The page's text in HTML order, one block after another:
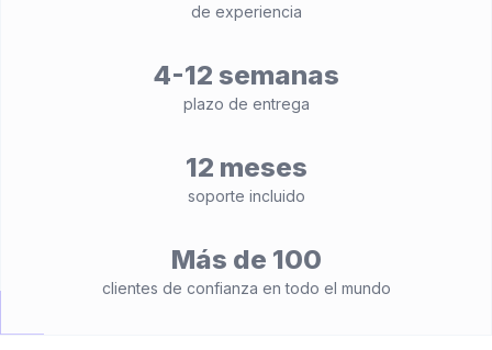
de experiencia
4-12 semanas
plazo de entrega
12 meses
soporte incluido
Más de 100
clientes de confianza en todo el mundo